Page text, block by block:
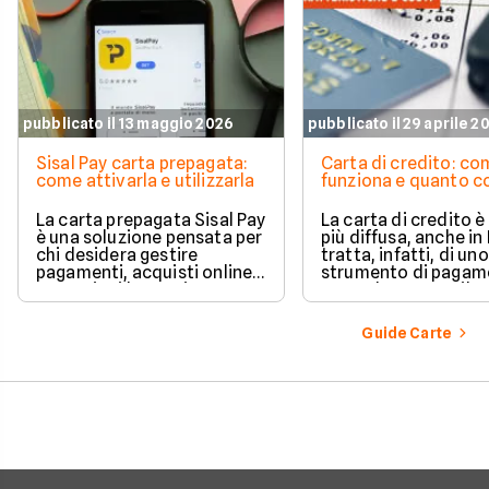
pubblicato il 13 maggio 2026
Sisal Pay carta prepagata:
come attivarla e utilizzarla
La carta prepagata Sisal Pay
è una soluzione pensata per
chi desidera gestire
pagamenti, acquisti online e
operazioni bancarie
quotidiane senza aprire un
pubblicato il 29 aprile
Carta di credito:
funziona e quanto
La carta di credito è
più diffusa, anche in
tratta, infatti, di uno
strumento di
comodo e versatile.
Vediamo quindi di
tratta quando si
carte di credito.
Guide Carte